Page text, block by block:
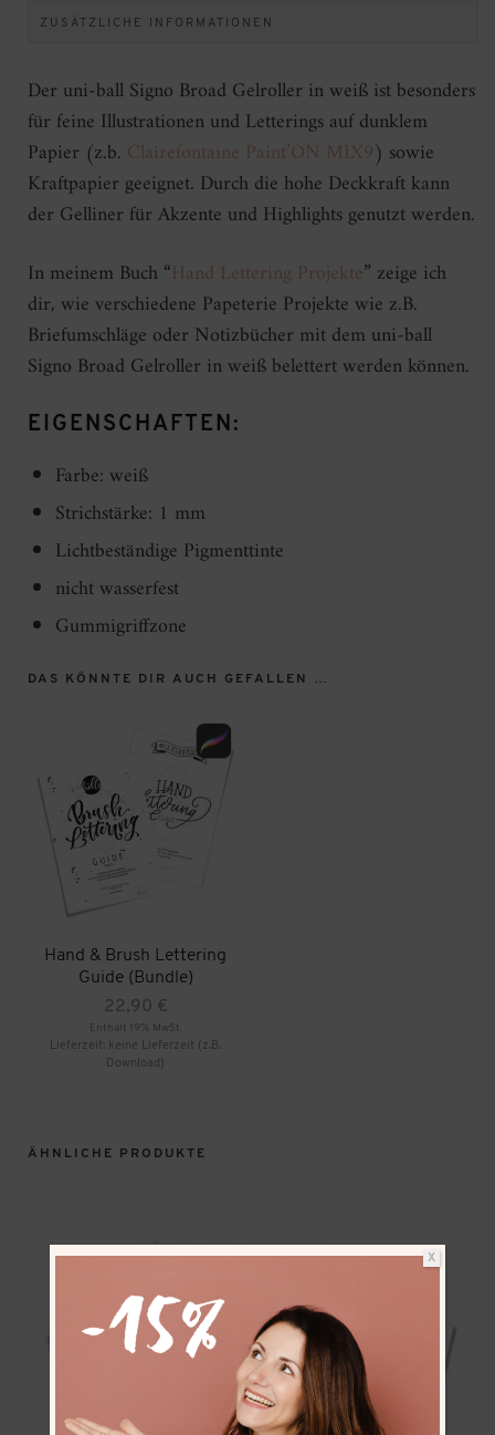
ZUSÄTZLICHE INFORMATIONEN
Der uni-ball Signo Broad Gelroller in weiß ist besonders
für feine Illustrationen und Letterings auf dunklem
Papier (z.b. Clairefontaine Paint’ON MIX9) sowie
Kraftpapier geeignet. Durch die hohe Deckkraft kann
der Gelliner für Akzente und Highlights genutzt werden.
In meinem Buch “Hand Lettering Projekte” zeige ich
dir, wie verschiedene Papeterie Projekte wie z.B.
Briefumschläge oder Notizbücher mit dem uni-ball
Signo Broad Gelroller in weiß belettert werden können.
EIGENSCHAFTEN:
Farbe: weiß
Strichstärke: 1 mm
Lichtbeständige Pigmenttinte
nicht wasserfest
Gummigriffzone
DAS KÖNNTE DIR AUCH GEFALLEN …
Hand & Brush Lettering
Guide (Bundle)
22,90 €
Enthält 19% MwSt.
Lieferzeit: keine Lieferzeit (z.B.
Download)
ÄHNLICHE PRODUKTE
X